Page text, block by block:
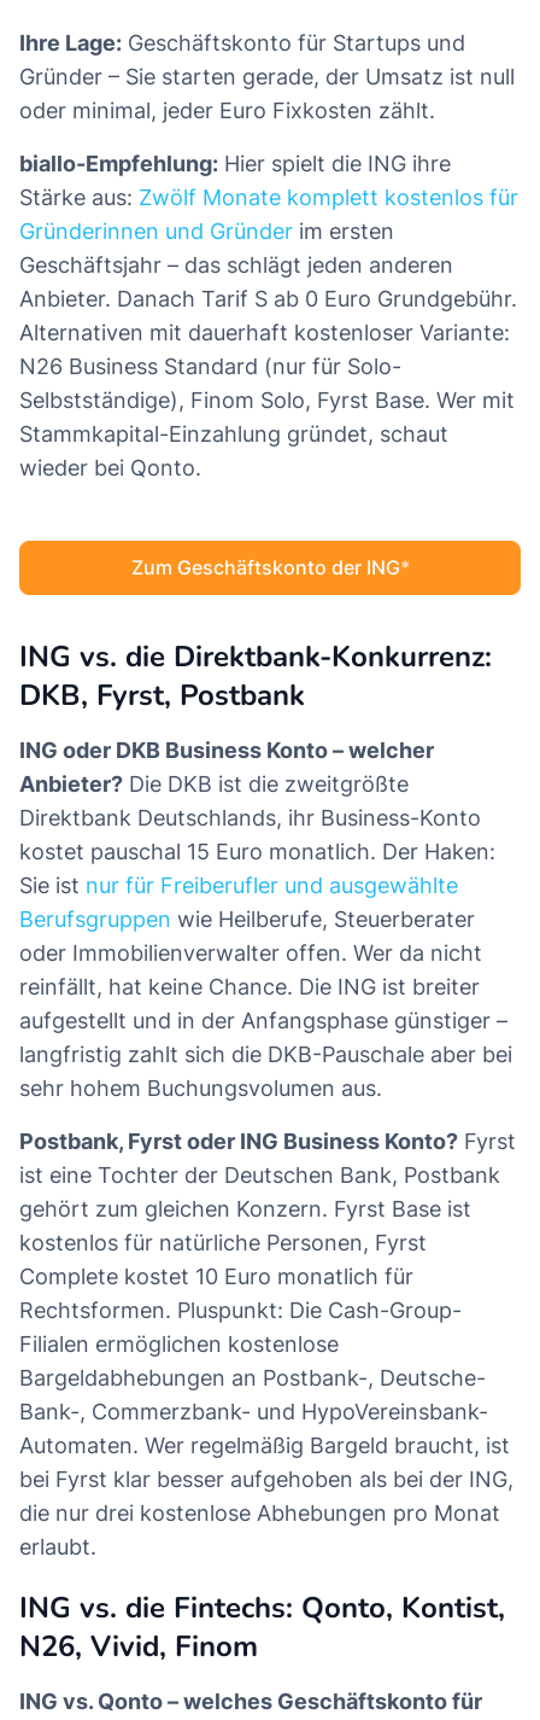
Ihre Lage: Geschäftskonto für Startups und
Gründer – Sie starten gerade, der Umsatz ist null
oder minimal, jeder Euro Fixkosten zählt.
biallo-Empfehlung: Hier spielt die ING ihre
Stärke aus: Zwölf Monate komplett kostenlos für
Gründerinnen und Gründer im ersten
Geschäftsjahr – das schlägt jeden anderen
Anbieter. Danach Tarif S ab 0 Euro Grundgebühr.
Alternativen mit dauerhaft kostenloser Variante:
N26 Business Standard (nur für Solo-
Selbstständige), Finom Solo, Fyrst Base. Wer mit
Stammkapital-Einzahlung gründet, schaut
wieder bei Qonto.
Zum Geschäftskonto der ING
ING vs. die Direktbank-Konkurrenz:
DKB, Fyrst, Postbank
ING oder DKB Business Konto – welcher
Anbieter? Die DKB ist die zweitgrößte
Direktbank Deutschlands, ihr Business-Konto
kostet pauschal 15 Euro monatlich. Der Haken:
Sie ist nur für Freiberufler und ausgewählte
Berufsgruppen wie Heilberufe, Steuerberater
oder Immobilienverwalter offen. Wer da nicht
reinfällt, hat keine Chance. Die ING ist breiter
aufgestellt und in der Anfangsphase günstiger –
langfristig zahlt sich die DKB-Pauschale aber bei
sehr hohem Buchungsvolumen aus.
Postbank, Fyrst oder ING Business Konto? Fyrst
ist eine Tochter der Deutschen Bank, Postbank
gehört zum gleichen Konzern. Fyrst Base ist
kostenlos für natürliche Personen, Fyrst
Complete kostet 10 Euro monatlich für
Rechtsformen. Pluspunkt: Die Cash-Group-
Filialen ermöglichen kostenlose
Bargeldabhebungen an Postbank-, Deutsche-
Bank-, Commerzbank- und HypoVereinsbank-
Automaten. Wer regelmäßig Bargeld braucht, ist
bei Fyrst klar besser aufgehoben als bei der ING,
die nur drei kostenlose Abhebungen pro Monat
erlaubt.
ING vs. die Fintechs: Qonto, Kontist,
N26, Vivid, Finom
ING vs. Qonto – welches Geschäftskonto für